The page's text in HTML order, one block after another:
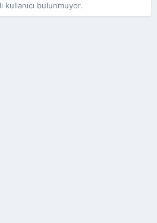
kullanıcı bulunmuyor.